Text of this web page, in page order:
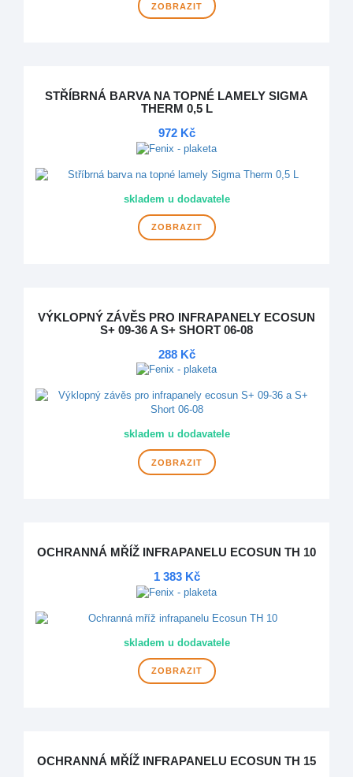
ZOBRAZIT
STŘÍBRNÁ BARVA NA TOPNÉ LAMELY SIGMA
THERM 0,5 L
972 Kč
skladem u dodavatele
ZOBRAZIT
VÝKLOPNÝ ZÁVĚS PRO INFRAPANELY ECOSUN
S+ 09-36 A S+ SHORT 06-08
288 Kč
skladem u dodavatele
ZOBRAZIT
OCHRANNÁ MŘÍŽ INFRAPANELU ECOSUN TH 10
1 383 Kč
skladem u dodavatele
ZOBRAZIT
OCHRANNÁ MŘÍŽ INFRAPANELU ECOSUN TH 15